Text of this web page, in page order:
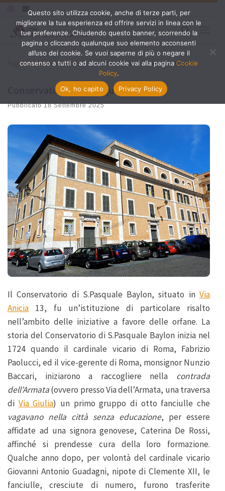
Passa al contenuto
Search
Pagina iniziale »Trastevere » Conservatorio di S.Pasquale Baylon
Conservatorio di S.Pasquale Baylon
Pubblicato18 Settembre 2025
Il Conservatorio di S.Pasquale Baylon, situato in Via
Anicia 13, fu un’istituzione di particolare risalto
nell’ambito delle iniziative a favore delle orfane. La
storia del Conservatorio di S.Pasquale Baylon inizia nel
1724 quando il cardinale vicario di Roma, Fabrizio
Paolucci, ed il vice-gerente di Roma, monsignor Nunzio
Baccari, iniziarono a raccogliere nella contrada
dell’Armata(ovvero presso Via dell’Armata, una traversa
di Via Giulia) un primo gruppo di otto fanciulle che
vagavano nella città senza educazione, per essere
affidate ad una signora genovese, Caterina De Rossi,
affinché si prendesse cura della loro formazione.
Qualche anno dopo, per volontà del cardinale vicario
Giovanni Antonio Guadagni, nipote di Clemente XII, le
fanciulle, cresciute di numero, furono trasferite
Questo sito utilizza cookie, anche di terze parti, per
migliorare la tua esperienza ed offrire servizi in linea con le
tue preferenze. Chiudendo questo banner, scorrendo la
pagina o cliccando qualunque suo elemento acconsenti
all’uso dei cookie. Se vuoi saperne di più o negare il
consenso a tutti o ad alcuni cookie vai alla pagina Cookie
Policy.
Ok, ho capito
Privacy Policy